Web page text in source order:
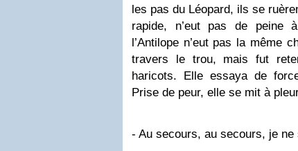
les pas du Léopard, ils se
rapide, n’eut pas de peine
l’Antilope n’eut pas la même
travers le trou, mais fut
haricots. Elle essaya de
Prise de peur, elle se mit à
- Au secours, au secours, je